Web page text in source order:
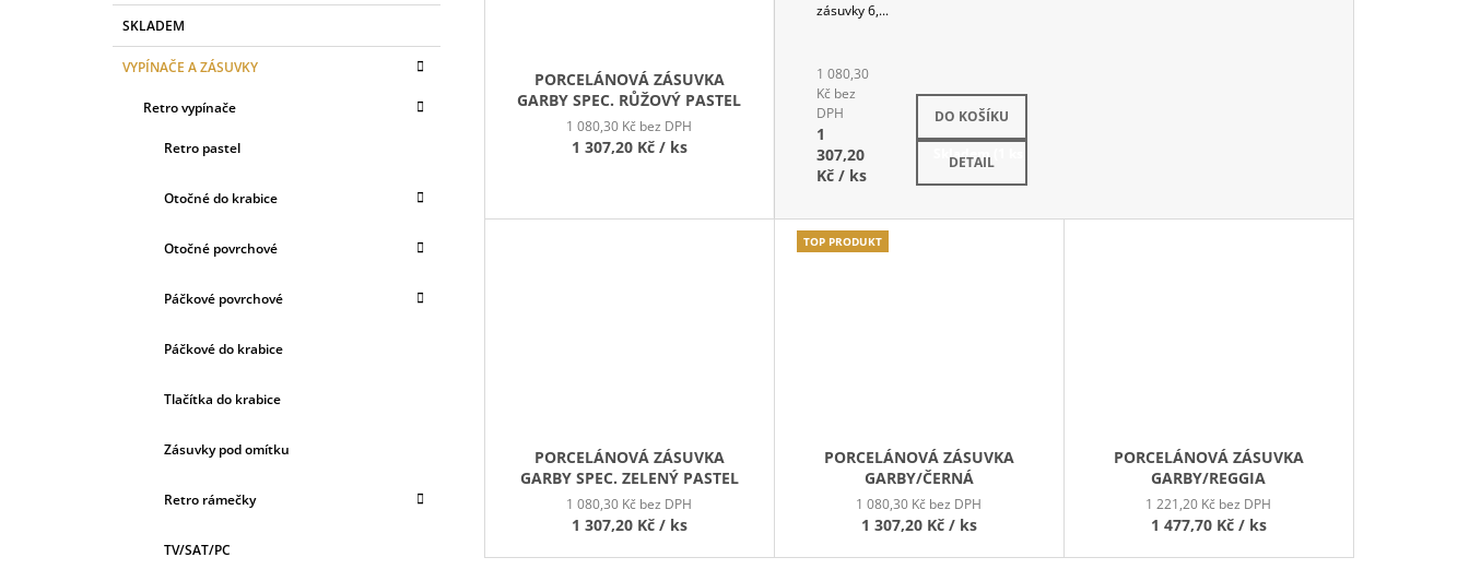
SKLADEM
VYPÍNAČE A ZÁSUVKY
Retro vypínače
Retro pastel
Otočné do krabice
Otočné povrchové
Páčkové povrchové
Páčkové do krabice
Tlačítka do krabice
Zásuvky pod omítku
Retro rámečky
TV/SAT/PC
PORCELÁNOVÁ ZÁSUVKA
GARBY SPEC. RŮŽOVÝ PASTEL
1 080,30 Kč bez DPH
1 307,20 Kč / ks
zásuvky 6,...
1 080,30
Kč bez
DPH
1
307,20
Kč / ks
DO KOŠÍKU
DETAIL
Skladem
PORCELÁNOVÁ ZÁSUVKA
GARBY SPEC. ZELENÝ PASTEL
1 080,30 Kč bez DPH
1 307,20 Kč / ks
TOP PRODUKT
PORCELÁNOVÁ ZÁSUVKA
GARBY/ČERNÁ
1 080,30 Kč bez DPH
1 307,20 Kč / ks
PORCELÁNOVÁ ZÁSUVKA
GARBY/REGGIA
1 221,20 Kč bez DPH
1 477,70 Kč / ks